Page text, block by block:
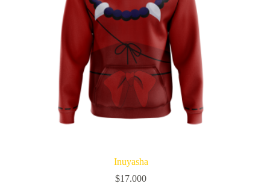
Inuyasha
$17.000